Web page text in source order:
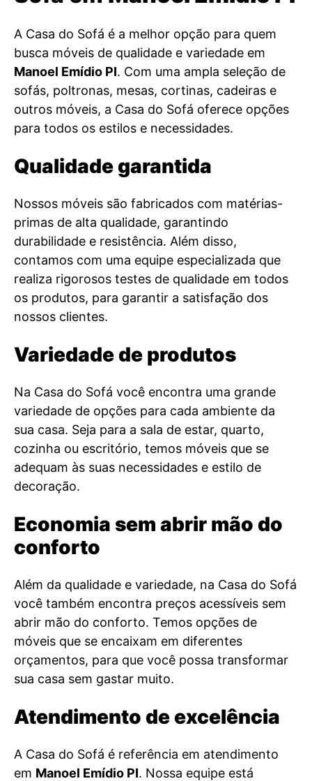
A Casa do Sofá é a melhor opção para quem
busca móveis de qualidade e variedade em
Manoel Emídio PI. Com uma ampla seleção de
sofás, poltronas, mesas, cortinas, cadeiras e
outros móveis, a Casa do Sofá oferece opções
para todos os estilos e necessidades.
Qualidade garantida
Nossos móveis são fabricados com matérias-
primas de alta qualidade, garantindo
durabilidade e resistência. Além disso,
contamos com uma equipe especializada que
realiza rigorosos testes de qualidade em todos
os produtos, para garantir a satisfação dos
nossos clientes.
Variedade de produtos
Na Casa do Sofá você encontra uma grande
variedade de opções para cada ambiente da
sua casa. Seja para a sala de estar, quarto,
cozinha ou escritório, temos móveis que se
adequam às suas necessidades e estilo de
decoração.
Economia sem abrir mão do
conforto
Além da qualidade e variedade, na Casa do Sofá
você também encontra preços acessíveis sem
abrir mão do conforto. Temos opções de
móveis que se encaixam em diferentes
orçamentos, para que você possa transformar
sua casa sem gastar muito.
Atendimento de excelência
A Casa do Sofá é referência em atendimento
em Manoel Emídio PI. Nossa equipe está